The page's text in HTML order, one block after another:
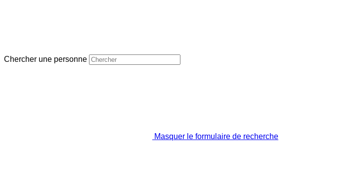
Chercher une personne
Masquer le formulaire de recherche